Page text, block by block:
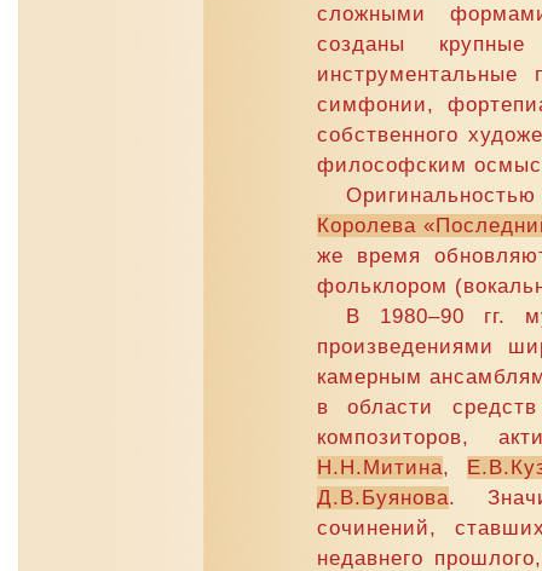
сложными
созданы
симфонии,
собственного
философским
Королева
же время
фольклором
В 1980–90 гг.
произведениями
камерным
в области
композиторов,
Н.Н.Митина,
Д.В.Буянова.
сочинений,
недавнего